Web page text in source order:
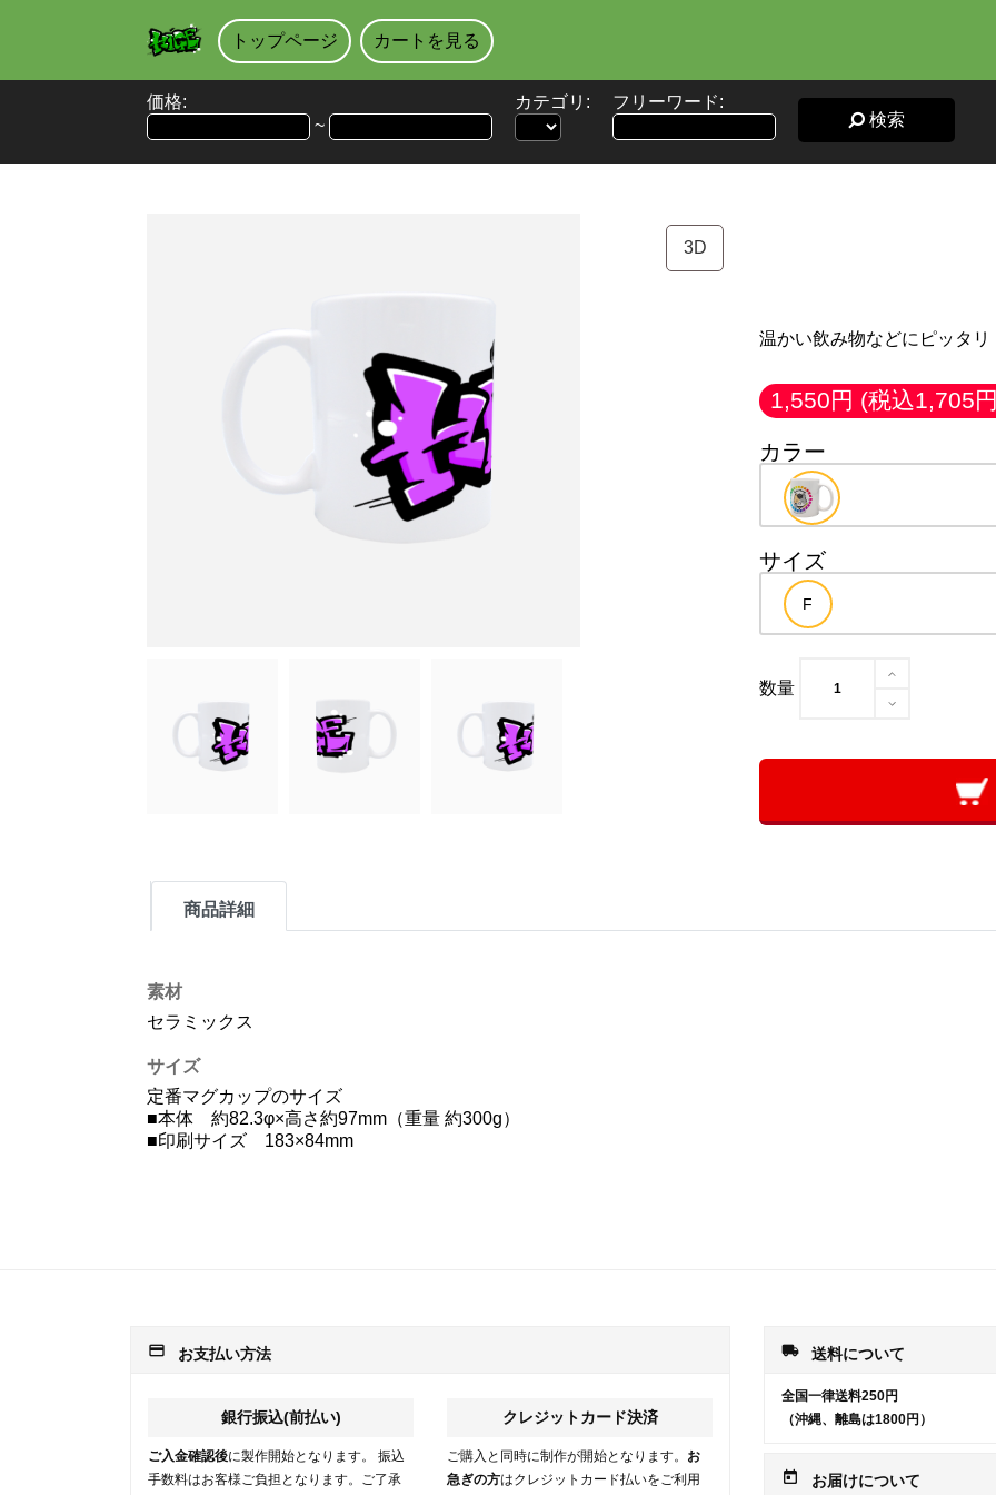
トップページ カートを見る
価格:
~
カテゴリ:
フリーワード:
検索
3D
温かい飲み物などにピッタリ
1,550円 (税込1,705
カラー
サイズ
数量
商品詳細
素材
セラミックス
サイズ
定番マグカップのサイズ
■本体 約82.3φ×高さ約97mm（重量 約300g）
■印刷サイズ 183×84mm
payment お支払い方法
銀行振込(前払い)
ご入金確認後に製作開始となります。 振込
手数料はお客様ご負担となります。ご了承
クレジットカード決済
ご購入と同時に制作が開始となります。 お
急ぎの方はクレジットカード払いをご利用
local_shipping 送料について
全国一律送料250円
（沖縄、離島は1800円）
today お届けについて